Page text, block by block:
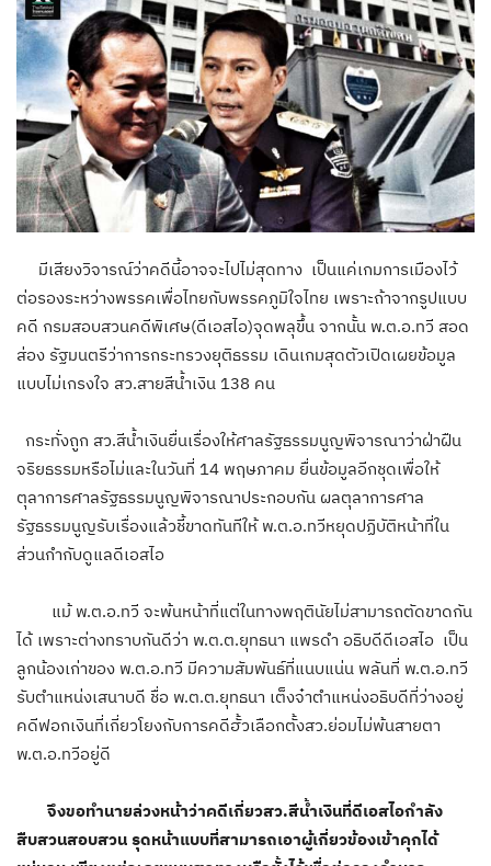
มีเสียงวิจารณ์ว่าคดีนี้อาจจะไปไม่สุดทาง เป็นแค่เกมการเมืองไว้
ต่อรองระหว่างพรรคเพื่อไทยกับพรรคภูมิใจไทย เพราะถ้าจากรูปแบบ
คดี กรมสอบสวนคดีพิเศษ(ดีเอสไอ)จุดพลุขึ้น จากนั้น พ.ต.อ.ทวี สอด
ส่อง รัฐมนตรีว่าการกระทรวงยุติธรรม เดินเกมสุดตัวเปิดเผยข้อมูล
แบบไม่เกรงใจ สว.สายสีน้ำเงิน 138 คน
กระทั่งถูก สว.สีน้ำเงินยื่นเรื่องให้ศาลรัฐธรรมนูญพิจารณาว่าฝ่าฝืน
จริยธรรมหรือไม่และในวันที่ 14 พฤษภาคม ยื่นข้อมูลอีกชุดเพื่อให้
ตุลาการศาลรัฐธรรมนูญพิจารณาประกอบกัน ผลตุลาการศาล
รัฐธรรมนูญรับเรื่องแล้วชี้ขาดทันทีให้ พ.ต.อ.ทวีหยุดปฏิบัติหน้าที่ใน
ส่วนกำกับดูแลดีเอสไอ
แม้ พ.ต.อ.ทวี จะพ้นหน้าที่แต่ในทางพฤตินัยไม่สามารถตัดขาดกัน
ได้ เพราะต่างทราบกันดีว่า พ.ต.ต.ยุทธนา แพรดำ อธิบดีดีเอสไอ เป็น
ลูกน้องเก่าของ พ.ต.อ.ทวี มีความสัมพันธ์ที่แนบแน่น พลันที่ พ.ต.อ.ทวี
รับตำแหน่งเสนาบดี ชื่อ พ.ต.ต.ยุทธนา เต็งจ๋าตำแหน่งอธิบดีที่ว่างอยู่
คดีฟอกเงินที่เกี่ยวโยงกับการคดีฮั้วเลือกตั้งสว.ย่อมไม่พ้นสายตา
พ.ต.อ.ทวีอยู่ดี
จึงขอทำนายล่วงหน้าว่าคดีเกี่ยวสว.สีน้ำเงินที่ดีเอสไอกำลัง
สืบสวนสอบสวน รุดหน้าแบบที่สามารถเอาผู้เกี่ยวข้องเข้าคุกได้